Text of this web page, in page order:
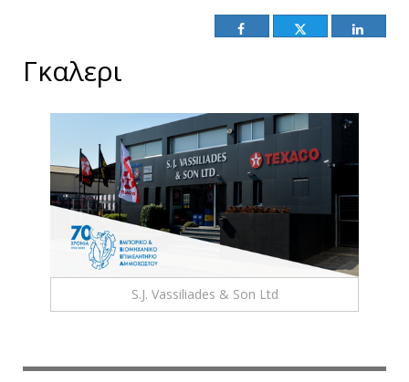
Γκαλερι
S.J. Vassiliades & Son Ltd